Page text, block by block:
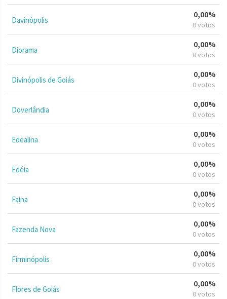
Davinópolis
0,00%
0 votos
Diorama
0,00%
0 votos
Divinópolis de Goiás
0,00%
0 votos
Doverlândia
0,00%
0 votos
Edealina
0,00%
0 votos
Edéia
0,00%
0 votos
Faina
0,00%
0 votos
Fazenda Nova
0,00%
0 votos
Firminópolis
0,00%
0 votos
Flores de Goiás
0,00%
0 votos